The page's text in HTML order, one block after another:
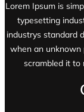
Lorem Ipsum is
typesetting
industrys standard
when an unknown
scrambled it to